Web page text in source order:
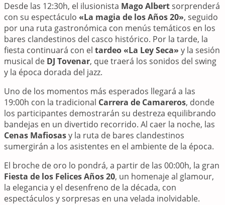
Desde las 12:30h, el ilusionista Mago Albertsorprenderá
con su espectáculo «La magia de los Años 20», seguido
por una ruta gastronómica con menús temáticos en los
bares clandestinos del casco histórico. Por la tarde, la
fiesta continuará con el tardeo «La Ley Seca» y la sesión
musical de DJ Tovenar, que traerá los sonidos del swing
y la época dorada del jazz.
Uno de los momentos más esperados llegará a las
19:00h con la tradicional Carrera de Camareros, donde
los participantes demostrarán su destreza equilibrando
bandejas en un divertido recorrido. Al caer la noche, las
Cenas Mafiosasy la ruta de bares clandestinos
sumergirán a los asistentes en el ambiente de la época.
El broche de oro lo pondrá, a partir de las 00:00h, la gran
Fiesta de los Felices Años 20, un homenaje al glamour,
la elegancia y el desenfreno de la década, con
espectáculos y sorpresas en una velada inolvidable.